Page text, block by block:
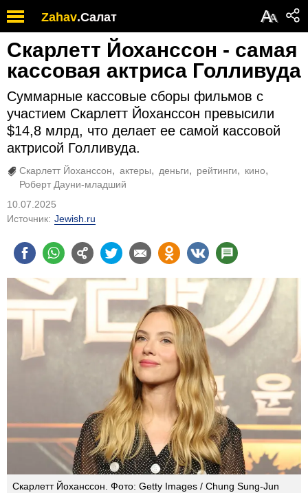
Zahav.Салат АА
Скарлетт Йоханссон - самая
кассовая актриса Голливуда
Суммарные кассовые сборы фильмов с
участием Скарлетт Йоханссон превысили
$14,8 млрд, что делает ее самой кассовой
актрисой Голливуда.
Скарлетт Йоханссон актеры деньги рейтинги
кино
Роберт Дауни-младший
10.07.2025
Источник: Jewish.ru
Скарлетт Йоханссон. Фото: Getty Images / Chung Sung-Jun